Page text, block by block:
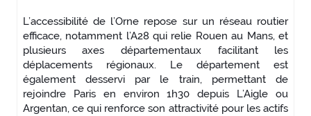
L’accessibilité de l’Orne repose sur un réseau routier
efficace, notamment l’A28 qui relie Rouen au Mans, et
plusieurs axes départementaux facilitant les
déplacements régionaux. Le département est
également desservi par le train, permettant de
rejoindre Paris en environ 1h30 depuis L’Aigle ou
Argentan, ce qui renforce son attractivité pour les actifs